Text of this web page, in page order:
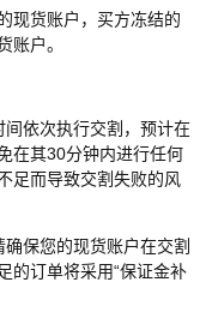
现货账户，买方冻结的
账户。
间依次执行交割，预计在
在其30分钟内进行任何
足而导致交割失败的风
确保您的现货账户在交割
的订单将采用“保证金补